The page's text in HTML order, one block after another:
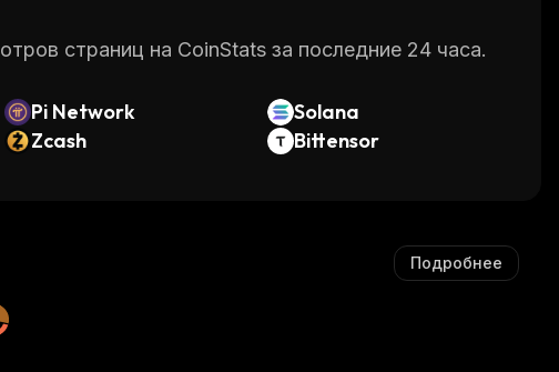
страниц на CoinStats за последние 24 часа.
Pi Network
Solana
Zcash Bittensor
Подробнее